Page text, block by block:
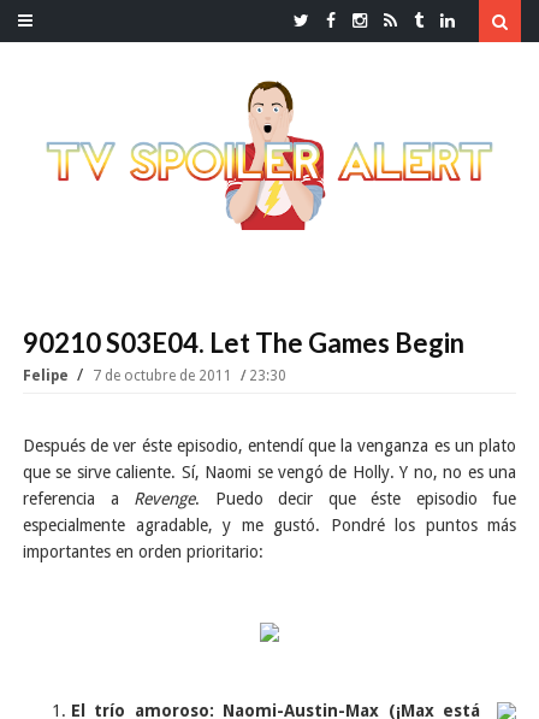
90210 S03E04. Let The Games Begin
Felipe 7 de octubre de 2011 23:30
Después de ver éste episodio, entendí que la venganza es un plato
que se sirve caliente. Sí, Naomi se vengó de Holly. Y no, no es una
referencia a Revenge. Puedo decir que éste episodio fue
especialmente agradable, y me gustó. Pondré los puntos más
importantes en orden prioritario:
El trío amoroso: Naomi-Austin-Max (¡Max está